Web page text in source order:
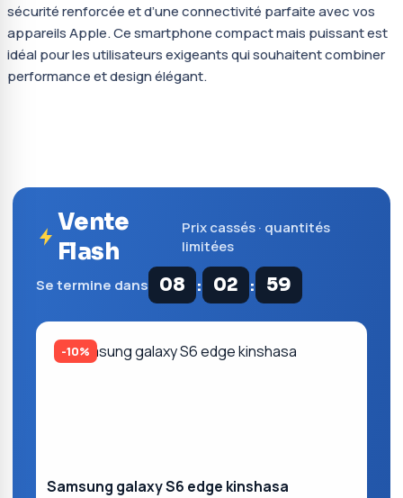
sécurité renforcée et d’une connectivité parfaite avec vos
appareils Apple. Ce smartphone compact mais puissant est
idéal pour les utilisateurs exigeants qui souhaitent combiner
performance et design élégant.
Vente
Flash
Prix cassés · quantités
limitées
Se termine dans 08 : 02 : 58
-10%
Samsung galaxy S6 edge kinshasa